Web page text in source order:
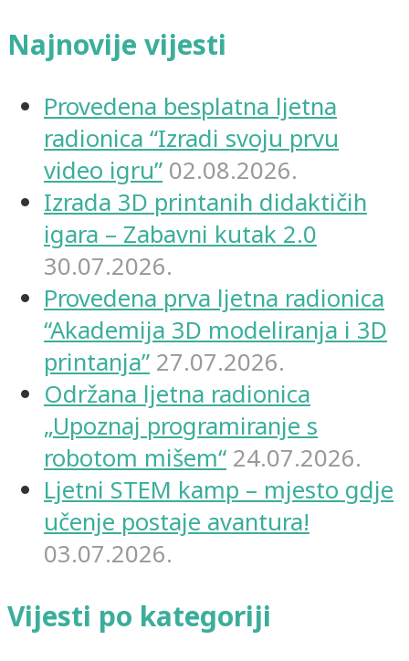
Najnovije vijesti
Provedena besplatna ljetna
radionica “Izradi svoju prvu
video igru” 02.08.2026.
Izrada 3D printanih didaktičih
igara – Zabavni kutak 2.0
30.07.2026.
Provedena prva ljetna radionica
“Akademija 3D modeliranja i 3D
printanja” 27.07.2026.
Održana ljetna radionica
„Upoznaj programiranje s
robotom mišem“ 24.07.2026.
Ljetni STEM kamp – mjesto gdje
učenje postaje avantura!
03.07.2026.
Vijesti po kategoriji